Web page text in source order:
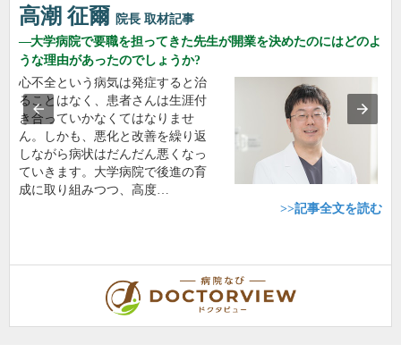
高潮 征爾 院長 取材記事
大学病院で要職を担ってきた先生が開業を決めたのにはどのよ
うな理由があったのでしょうか?
心不全という病気は発症すると治
ることはなく、患者さんは生涯付
き合っていかなくてはなりませ
ん。しかも、悪化と改善を繰り返
しながら病状はだんだん悪くなっ
ていきます。大学病院で後進の育
成に取り組みつつ、高度…
>>記事全文を読む